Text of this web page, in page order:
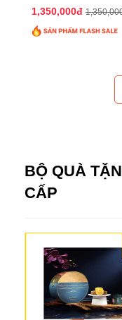
1,350,000đ
BỘ QUÀ
CẤP